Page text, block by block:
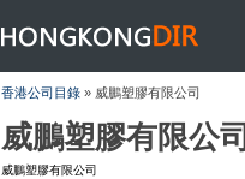
HONGKONGDIR
香港公司目錄 » 威鵬塑膠有限公司
威鵬塑膠有限公司
威鵬塑膠有限公司